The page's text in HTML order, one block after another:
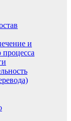
и
процесса